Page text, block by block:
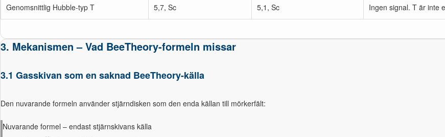
Genomsnittlig Hubble-typ T 5,7, Sc 5,1, Sc Ingen signal. T är inte
3. Mekanismen – Vad BeeTheory-formeln missar
3.1 Gasskivan som en saknad BeeTheory-källa
Den nuvarande formeln använder stjärndisken som den enda källan till mörkerfält:
Nuvarande formel – endast stjärnskivans källa